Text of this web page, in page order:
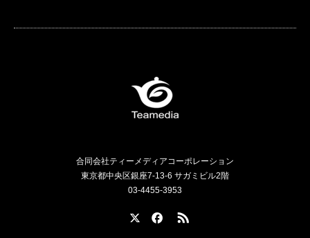
合同会社ティーメディアコーポレーション
東京都中央区銀座7-13-6 サガミビル2階
03-4455-3953